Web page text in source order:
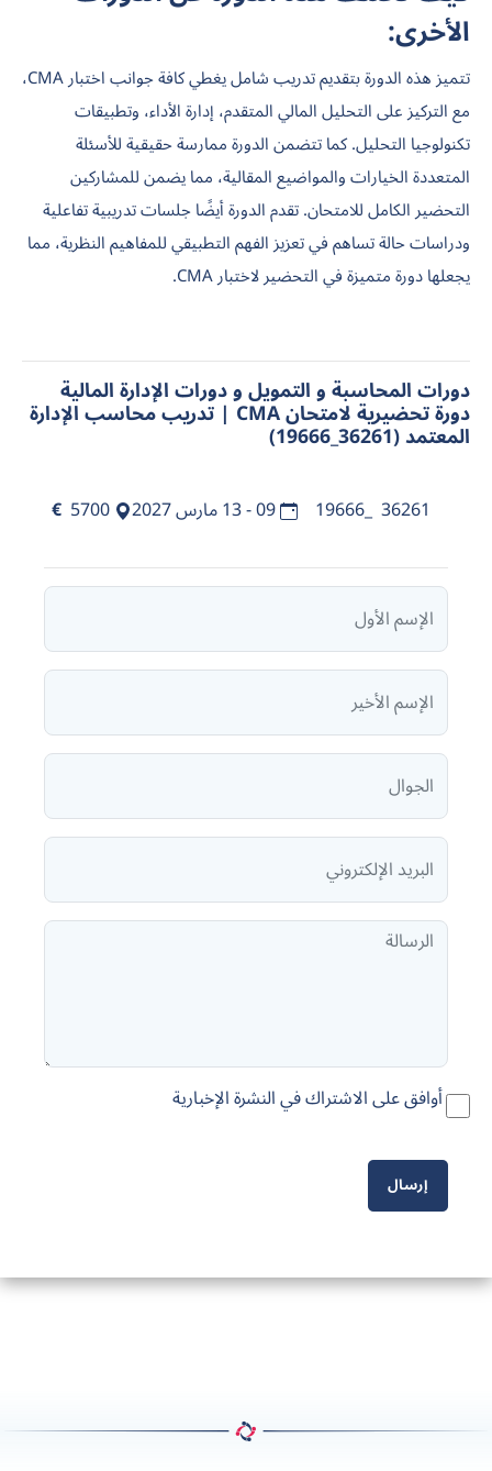
الأخرى:
تتميز هذه الدورة بتقديم تدريب شامل يغطي كافة جوانب اختبار CMA،
مع التركيز على التحليل المالي المتقدم، إدارة الأداء، وتطبيقات
تكنولوجيا التحليل. كما تتضمن الدورة ممارسة حقيقية للأسئلة
المتعددة الخيارات والمواضيع المقالية، مما يضمن للمشاركين
التحضير الكامل للامتحان. تقدم الدورة أيضًا جلسات تدريبية تفاعلية
ودراسات حالة تساهم في تعزيز الفهم التطبيقي للمفاهيم النظرية، مما
يجعلها دورة متميزة في التحضير لاختبار CMA.
دورات المحاسبة و التمويل و دورات الإدارة المالية
دورة تحضيرية لامتحان CMA | تدريب محاسب الإدارة
المعتمد (36261_19666)
36261_19666 09 - 13 مارس 2027 5700
€
أوافق على الاشتراك في النشرة الإخبارية